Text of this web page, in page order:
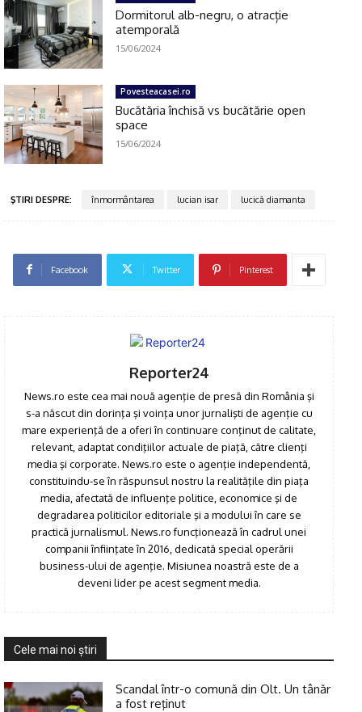
Click pe imagine
Dormitorul alb-negru, o atracție
atemporală
15/06/2024
Povesteacasei.ro
Bucătăria închisă vs bucătărie open
space
15/06/2024
ŞTIRI DESPRE: înmormântarea lucian isar lucică diamanta
Facebook Twitter Pinterest
Reporter24
News.ro este cea mai nouă agenţie de presă din România şi
s-a născut din dorinţa şi voinţa unor jurnalişti de agenţie cu
mare experienţă de a oferi în continuare conţinut de calitate,
relevant, adaptat condiţiilor actuale de piaţă, către clienţi
media şi corporate. News.ro este o agenţie independentă,
constituindu-se în răspunsul nostru la realităţile din piaţa
media, afectată de influenţe politice, economice şi de
degradarea politicilor editoriale şi a modului în care se
practică jurnalismul. News.ro funcţionează în cadrul unei
companii înfiinţate în 2016, dedicată special operării
business-ului de agenţie. Misiunea noastră este de a
deveni lider pe acest segment media.
Cele mai noi ştiri
Scandal într-o comună din Olt. Un tânăr
a fost reţinut